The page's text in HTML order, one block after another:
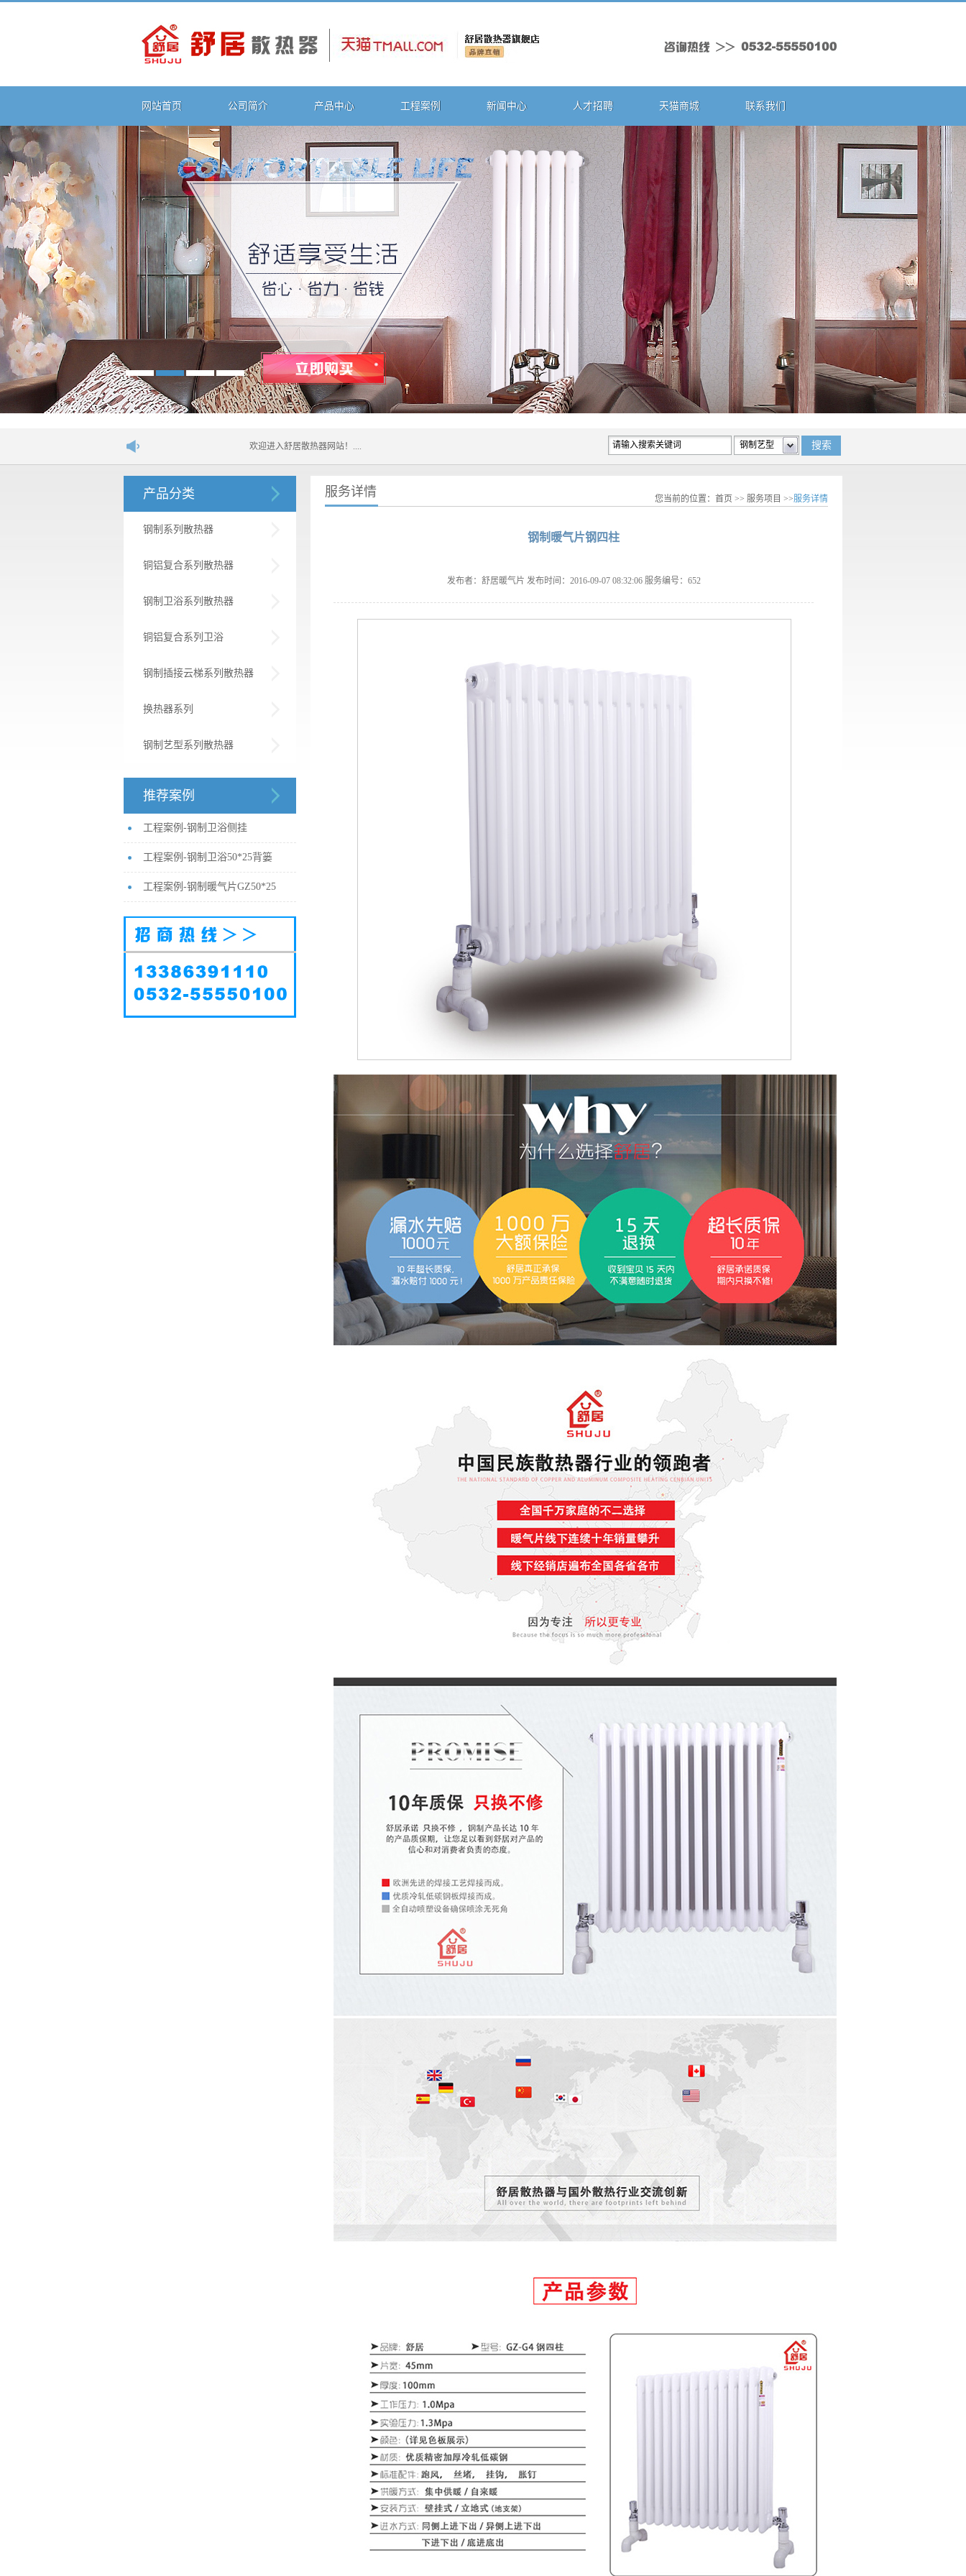
网站首页 公司简介 产品中心 工程案例 新闻中心 人才招聘 天猫商城 联系我们
欢迎进入舒居散热器网站！....
产品分类
钢制系列散热器
铜铝复合系列散热器
钢制卫浴系列散热器
铜铝复合系列卫浴
钢制插接云梯系列散热器
换热器系列
钢制艺型系列散热器
推荐案例
工程案例-钢制卫浴侧挂
工程案例-钢制卫浴50*25背篓
工程案例-钢制暖气片GZ50*25
服务详情 您当前的位置： 首页 >> 服务项目 >>服务详情
钢制暖气片钢四柱
发布者：舒居暖气片 发布时间：2016-09-07 08:32:06 服务编号：652